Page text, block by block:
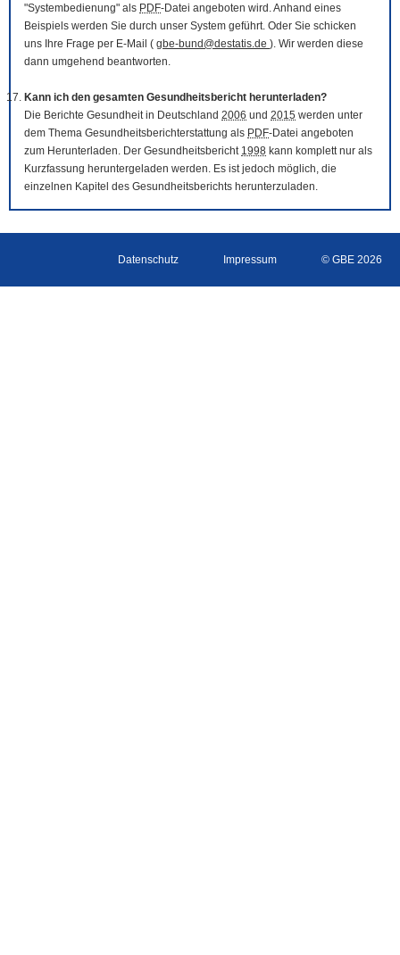
"Systembedienung" als PDF-Datei angeboten wird. Anhand eines
Beispiels werden Sie durch unser System geführt. Oder Sie schicken
uns Ihre Frage per E-Mail ( gbe-bund@destatis.de ). Wir werden diese
dann umgehend beantworten.
Kann ich den gesamten Gesundheitsbericht herunterladen?
Die Berichte Gesundheit in Deutschland 2006 und 2015 werden unter
dem Thema Gesundheitsberichterstattung als PDF-Datei angeboten
zum Herunterladen. Der Gesundheitsbericht 1998 kann komplett nur als
Kurzfassung heruntergeladen werden. Es ist jedoch möglich, die
einzelnen Kapitel des Gesundheitsberichts herunterzuladen.
Datenschutz Impressum © GBE 2026